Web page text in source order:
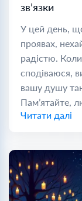
зв’язки
У цей день,
проявах,
радістю. Коли
сподіваюся,
вашу душу
Пам’ятайте,
Читати далі